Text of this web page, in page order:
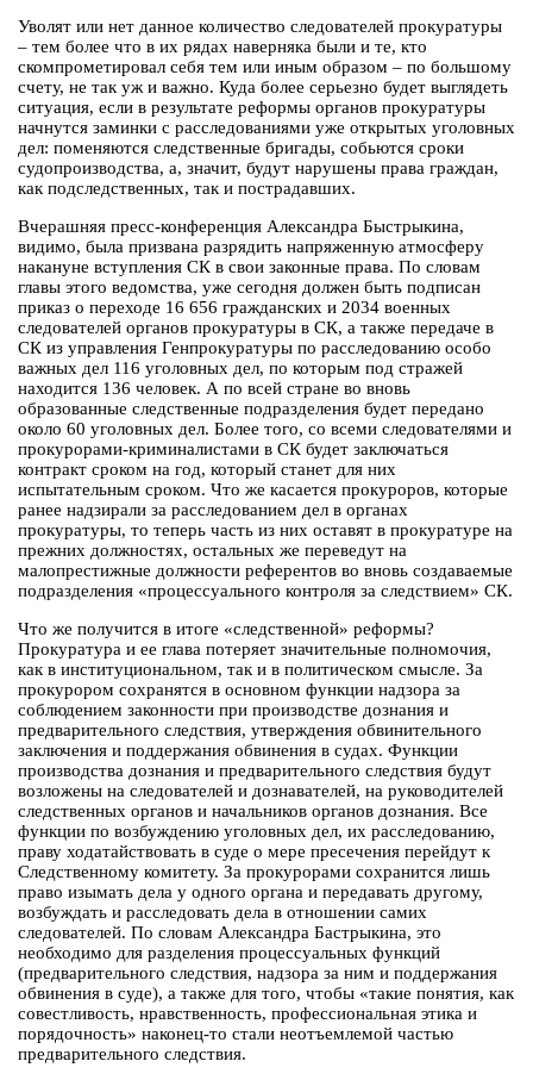
Уволят или нет данное количество следователей прокуратуры
– тем более что в их рядах наверняка были и те, кто
скомпрометировал себя тем или иным образом – по большому
счету, не так уж и важно. Куда более серьезно будет выглядеть
ситуация, если в результате реформы органов прокуратуры
начнутся заминки с расследованиями уже открытых уголовных
дел: поменяются следственные бригады, собьются сроки
судопроизводства, а, значит, будут нарушены права граждан,
как подследственных, так и пострадавших.
Вчерашняя пресс-конференция Александра Быстрыкина,
видимо, была призвана разрядить напряженную атмосферу
накануне вступления СК в свои законные права. По словам
главы этого ведомства, уже сегодня должен быть подписан
приказ о переходе 16 656 гражданских и 2034 военных
следователей органов прокуратуры в СК, а также передаче в
СК из управления Генпрокуратуры по расследованию особо
важных дел 116 уголовных дел, по которым под стражей
находится 136 человек. А по всей стране во вновь
образованные следственные подразделения будет передано
около 60 уголовных дел. Более того, со всеми следователями и
прокурорами-криминалистами в СК будет заключаться
контракт сроком на год, который станет для них
испытательным сроком. Что же касается прокуроров, которые
ранее надзирали за расследованием дел в органах
прокуратуры, то теперь часть из них оставят в прокуратуре на
прежних должностях, остальных же переведут на
малопрестижные должности референтов во вновь создаваемые
подразделения «процессуального контроля за следствием» СК.
Что же получится в итоге «следственной» реформы?
Прокуратура и ее глава потеряет значительные полномочия,
как в институциональном, так и в политическом смысле. За
прокурором сохранятся в основном функции надзора за
соблюдением законности при производстве дознания и
предварительного следствия, утверждения обвинительного
заключения и поддержания обвинения в судах. Функции
производства дознания и предварительного следствия будут
возложены на следователей и дознавателей, на руководителей
следственных органов и начальников органов дознания. Все
функции по возбуждению уголовных дел, их расследованию,
праву ходатайствовать в суде о мере пресечения перейдут к
Следственному комитету. За прокурорами сохранится лишь
право изымать дела у одного органа и передавать другому,
возбуждать и расследовать дела в отношении самих
следователей. По словам Александра Бастрыкина, это
необходимо для разделения процессуальных функций
(предварительного следствия, надзора за ним и поддержания
обвинения в суде), а также для того, чтобы «такие понятия, как
совестливость, нравственность, профессиональная этика и
порядочность» наконец-то стали неотъемлемой частью
предварительного следствия.